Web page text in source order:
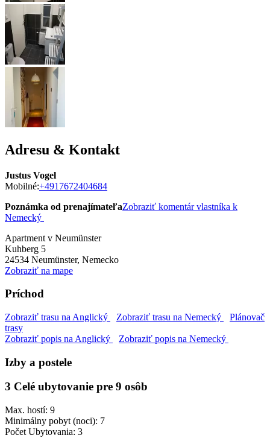
Adresu & Kontakt
Justus Vogel
Mobilné:+4917672404684
Poznámka od prenajímateľaZobraziť komentár vlastníka k
Nemecký
Apartment v Neumünster
Kuhberg 5
24534 Neumünster, Nemecko
Zobraziť na mape
Príchod
Zobraziť trasu na Anglický Zobraziť trasu na Nemecký
Plánovač
trasy
Zobraziť popis na Anglický
Zobraziť popis na Nemecký
Izby a postele
3 Celé ubytovanie pre 9 osôb
Max. hostí: 9
Minimálny pobyt (noci): 7
Počet Ubytovania: 3